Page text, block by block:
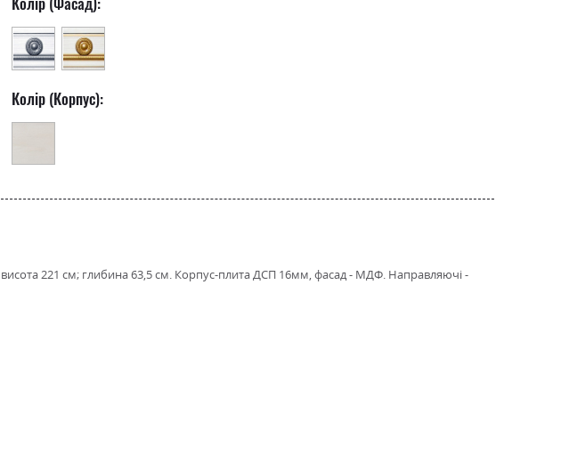
Колір (Корпус):
221 см; глибина 63,5 см. Корпус-плита ДСП 16мм, фасад - МДФ. Направляючі -